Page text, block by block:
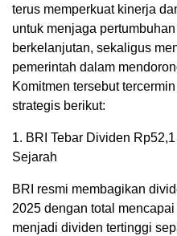
terus memperkuat kinerja
untuk menjaga
berkelanjutan, sekaligus
pemerintah dalam
Komitmen tersebut
strategis berikut:
1. BRI Tebar Dividen
Sejarah
BRI resmi membagikan
2025 dengan total
menjadi dividen tertinggi